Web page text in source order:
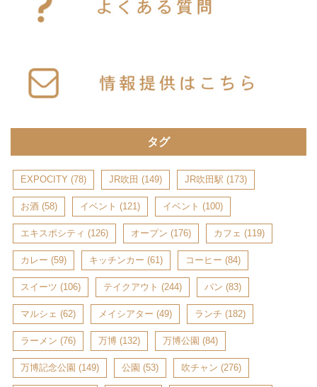
タグ
EXPOCITY (78) JR吹田 (149) JR吹田駅 (173)
お酒 (58) イベント (121) イベント (100)
エキスポシティ (126) オープン (176) カフェ (119)
カレー (59) キッチンカー (61) コーヒー (84)
スイーツ (106) テイクアウト (244) パン (83)
マルシェ (62) メイシアター (49) ランチ (182)
ラーメン (76) 万博 (132) 万博公園 (84)
万博記念公園 (149) 公園 (53) 吹チャン (276)